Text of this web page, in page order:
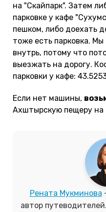
на "Скайпарк". Затем
парковке у кафе
пешком, либо доехать
тоже есть парковка.
внутрь, потому что
выезжать на дорогу.
парковки у кафе:
Если нет машины,
Ахштырскую пещеру на
Рената Мукминова
автор